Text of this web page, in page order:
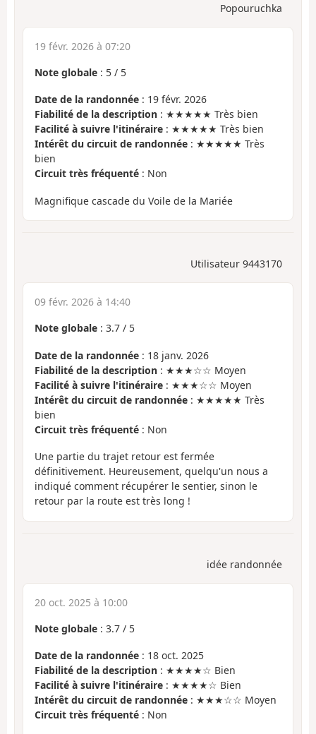
Popouruchka
19 févr. 2026 à 07:20
Note globale : 5 / 5
Date de la randonnée : 19 févr. 2026
Fiabilité de la description : ★★★★★ Très bien
Facilité à suivre l'itinéraire : ★★★★★ Très bien
Intérêt du circuit de randonnée : ★★★★★ Très
bien
Circuit très fréquenté : Non
Magnifique cascade du Voile de la Mariée
Utilisateur 9443170
09 févr. 2026 à 14:40
Note globale : 3.7 / 5
Date de la randonnée : 18 janv. 2026
Fiabilité de la description : ★★★☆☆ Moyen
Facilité à suivre l'itinéraire : ★★★☆☆ Moyen
Intérêt du circuit de randonnée : ★★★★★ Très
bien
Circuit très fréquenté : Non
Une partie du trajet retour est fermée
définitivement. Heureusement, quelqu'un nous a
indiqué comment récupérer le sentier, sinon le
retour par la route est très long !
idée randonnée
20 oct. 2025 à 10:00
Note globale : 3.7 / 5
Date de la randonnée : 18 oct. 2025
Fiabilité de la description : ★★★★☆ Bien
Facilité à suivre l'itinéraire : ★★★★☆ Bien
Intérêt du circuit de randonnée : ★★★☆☆ Moyen
Circuit très fréquenté : Non